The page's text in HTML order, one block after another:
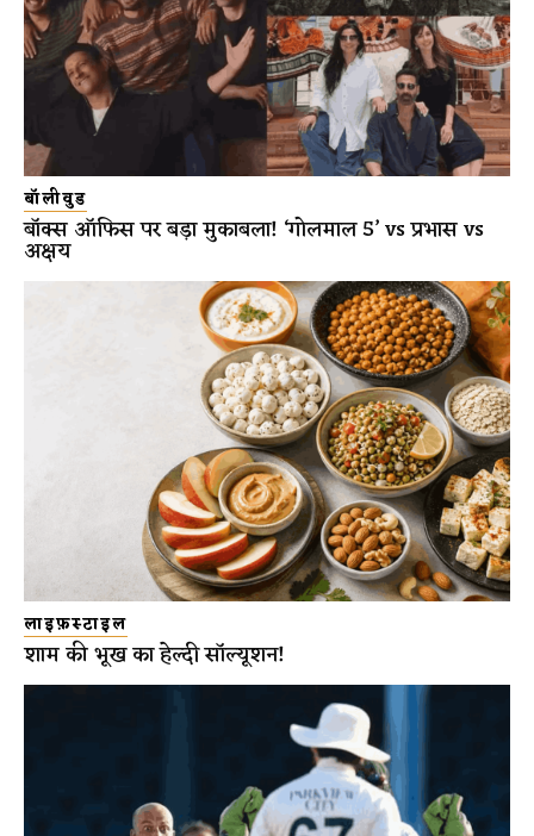
बॉलीवुड
बॉक्स ऑफिस पर बड़ा मुकाबला! ‘गोलमाल 5’ vs प्रभास vs
अक्षय
लाइफ़स्टाइल
शाम की भूख का हेल्दी सॉल्यूशन!